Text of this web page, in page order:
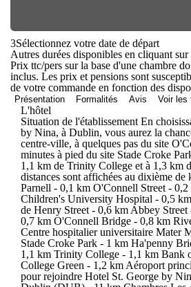
3Sélectionnez votre date de départ
Autres durées disponibles en cliquant sur
Prix ttc/pers sur la base d'une chambre
inclus. Les prix et pensions sont
de votre commande en fonction des
Présentation Formalités Avis Voir les
L'hôtel
Situation de l'établissement En
by Nina, à Dublin, vous aurez la
centre-ville, à quelques pas du site
minutes à pied du site Stade Croke
1,1 km de Trinity College et à 1,3 km
distances sont affichées au dixième de
Parnell - 0,1 km O'Connell Street - 0,2
Children's University Hospital - 0,5
de Henry Street - 0,6 km Abbey
0,7 km O'Connell Bridge - 0,8 km
Centre hospitalier universitaire Mater
Stade Croke Park - 1 km Ha'penny
1,1 km Trinity College - 1,1 km Bank
College Green - 1,2 km Aéroport
pour rejoindre Hotel St. George by